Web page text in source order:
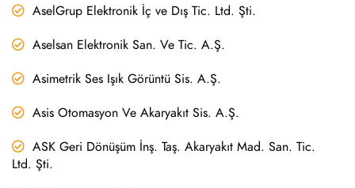
AselGrup Elektronik İç ve Dış Tic. Ltd. Şti.
Aselsan Elektronik San. Ve Tic. A.Ş.
Asimetrik Ses Işık Görüntü Sis. A.Ş.
Asis Otomasyon Ve Akaryakıt Sis. A.Ş.
ASK Geri Dönüşüm İnş. Taş. Akaryakıt Mad. San. Tic.
Ltd. Şti.